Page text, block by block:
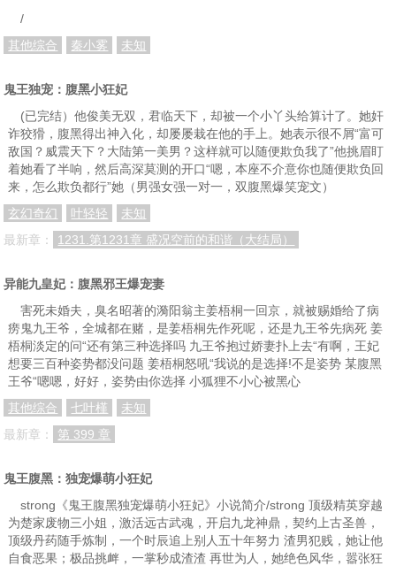
/
其他综合
秦小雾 未知
鬼王独宠：腹黑小狂妃
(已完结）他俊美无双，君临天下，却被一个小丫头给算计了。她奸
诈狡猾，腹黑得出神入化，却屡屡栽在他的手上。她表示很不屑“富可
敌国？威震天下？大陆第一美男？这样就可以随便欺负我了”他挑眉盯
着她看了半响，然后高深莫测的开口“嗯，本座不介意你也随便欺负回
来，怎么欺负都行”她（男强女强一对一，双腹黑爆笑宠文）
玄幻奇幻
叶轻轻
未知
最新章：
1231.第1231章 盛况空前的和谐（大结局）
异能九皇妃：腹黑邪王爆宠妻
害死未婚夫，臭名昭著的漪阳翁主姜梧桐一回京，就被赐婚给了病
痨鬼九王爷，全城都在赌，是姜梧桐先作死呢，还是九王爷先病死 姜
梧桐淡定的问“还有第三种选择吗 九王爷抱过娇妻扑上去“有啊，王妃
想要三百种姿势都没问题 姜梧桐怒吼“我说的是选择!不是姿势 某腹黑
王爷“嗯嗯，好好，姿势由你选择 小狐狸不小心被黑心
其他综合
七叶槿
未知
最新章：
第 399 章
鬼王腹黑：独宠爆萌小狂妃
strong《鬼王腹黑独宠爆萌小狂妃》小说简介/strong 顶级精英穿越
为楚家废物三小姐，激活远古武魂，开启九龙神鼎，契约上古圣兽，
顶级丹药随手炼制，一个时辰追上别人五十年努力 渣男犯贱，她让他
自食恶果；极品挑衅，一掌秒成渣渣 再世为人，她绝色风华，嚣张狂